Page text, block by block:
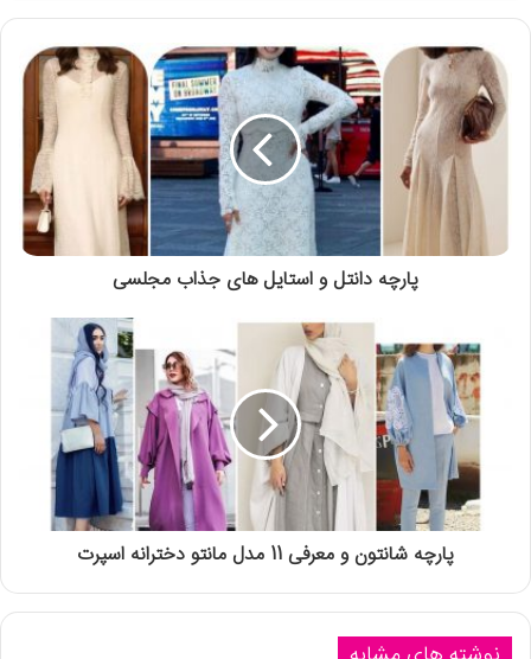
پارچه دانتل و استایل های جذاب مجلسی
پارچه شانتون و معرفی 11 مدل مانتو دخترانه اسپرت